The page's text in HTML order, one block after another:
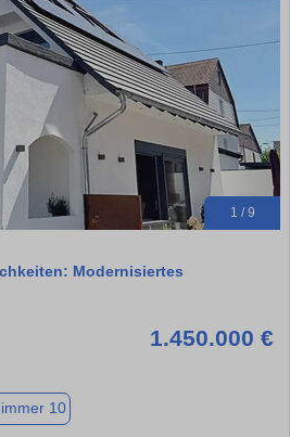
1 / 9
Modernisiertes
1.450.000 €
10